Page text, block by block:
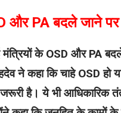
और PA बदले जाने पर
मंत्रियों के OSD और PA
ने कहा कि चाहे OSD हो
जरूरी है। ये भी आधिकारिक